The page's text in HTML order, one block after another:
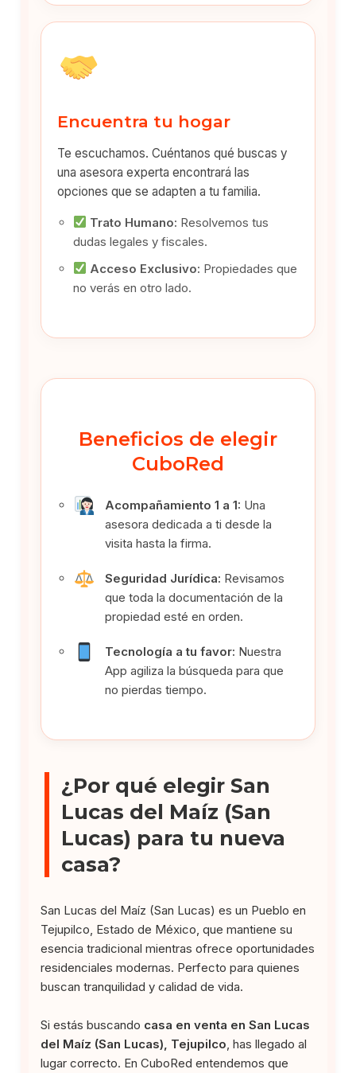
Encuentra tu hogar
Te escuchamos. Cuéntanos qué buscas y
una asesora experta encontrará las
opciones que se adapten a tu familia.
Trato Humano: Resolvemos tus
dudas legales y fiscales.
Acceso Exclusivo: Propiedades que
no verás en otro lado.
Beneficios de elegir
CuboRed
Acompañamiento 1 a 1: Una
asesora dedicada a ti desde la
visita hasta la firma.
Seguridad Jurídica: Revisamos
que toda la documentación de la
propiedad esté en orden.
Tecnología a tu favor: Nuestra
App agiliza la búsqueda para que
no pierdas tiempo.
¿Por qué elegir San
Lucas del Maíz (San
Lucas) para tu nueva
casa?
San Lucas del Maíz (San Lucas) es un Pueblo en
Tejupilco, Estado de México, que mantiene su
esencia tradicional mientras ofrece oportunidades
residenciales modernas. Perfecto para quienes
buscan tranquilidad y calidad de vida.
Si estás buscando casa en venta en San Lucas
del Maíz (San Lucas), Tejupilco , has llegado al
lugar correcto. En CuboRed entendemos que